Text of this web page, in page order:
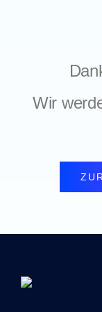
Wir